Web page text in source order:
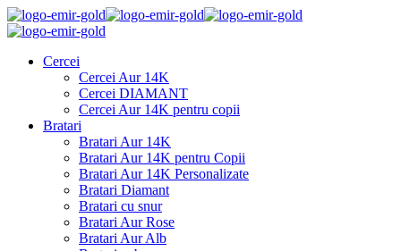
Cercei
Cercei Aur 14K
Cercei DIAMANT
Cercei Aur 14K pentru copii
Bratari
Bratari Aur 14K
Bratari Aur 14K pentru Copii
Bratari Aur 14K Personalizate
Bratari Diamant
Bratari cu snur
Bratari Aur Rose
Bratari Aur Alb